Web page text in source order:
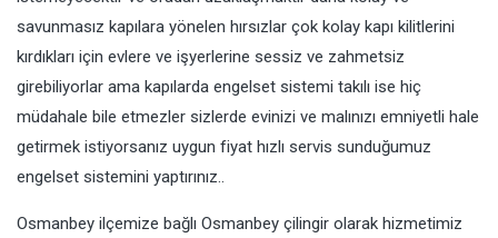
savunmasız kapılara yönelen hırsızlar çok kolay kapı kilitlerini
kırdıkları için evlere ve işyerlerine sessiz ve zahmetsiz
girebiliyorlar ama kapılarda engelset sistemi takılı ise hiç
müdahale bile etmezler sizlerde evinizi ve malınızı emniyetli hale
getirmek istiyorsanız uygun fiyat hızlı servis sunduğumuz
engelset sistemini yaptırınız..
Osmanbey ilçemize bağlı Osmanbey çilingir olarak hizmetimiz